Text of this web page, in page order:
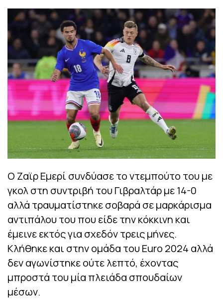
Ο Ζαϊρ Εμερί συνδύασε το ντεμπούτο του με
γκολ στη συντριβή του Γιβραλτάρ με 14-0
αλλά τραυματίστηκε σοβαρά σε μαρκάρισμα
αντιπάλου του που είδε την κόκκινη και
έμεινε εκτός για σχεδόν τρεις μήνες.
Kλήθηκε και στην ομάδα του Euro 2024 αλλά
δεν αγωνίστηκε ούτε λεπτό, έχοντας
μπροστά του μία πλειάδα σπουδαίων
μέσων.